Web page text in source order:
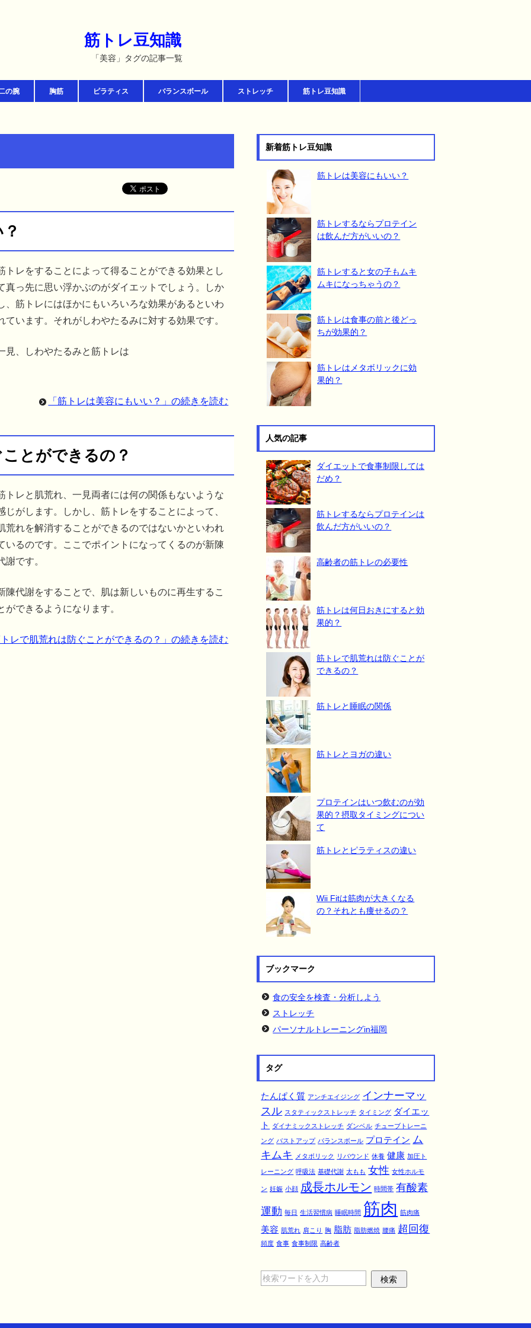
筋トレ豆知識
「美容」タグの記事一覧
の腕 胸筋 ピラティス バランスボール ストレッチ 筋トレ豆知識
トレをすることによって得ることができる効果とし
真っ先に思い浮かぶのがダイエットでしょう。しか
、筋トレにはほかにもいろいろな効果があるといわ
ています。それがしわやたるみに対する効果です。
見、しわやたるみと筋トレは
「筋トレは美容にもいい？」の続きを読む
とができるの？
トレと肌荒れ、一見両者には何の関係もないような
じがします。しかし、筋トレをすることによって、
荒れを解消することができるのではないかといわれ
いるのです。ここでポイントになってくるのが新陳
謝です。
陳代謝をすることで、肌は新しいものに再生するこ
ができるようになります。
レで肌荒れは防ぐことができるの？」の続きを読む
新着筋トレ豆知識
筋トレは美容にもいい？
筋トレするならプロテイン
は飲んだ方がいいの？
筋トレすると女の子もムキ
ムキになっちゃうの？
筋トレは食事の前と後どっ
ちが効果的？
筋トレはメタボリックに効
果的？
人気の記事
ダイエットで食事制限しては
だめ？
筋トレするならプロテインは
飲んだ方がいいの？
高齢者の筋トレの必要性
筋トレは何日おきにすると効
果的？
筋トレで肌荒れは防ぐことが
できるの？
筋トレと睡眠の関係
筋トレとヨガの違い
プロテインはいつ飲むのが効
果的？摂取タイミングについ
て
筋トレとピラティスの違い
Wii Fitは筋肉が大きくなる
の？それとも痩せるの？
ブックマーク
食の安全を検査・分析しよう
ストレッチ
パーソナルトレーニングin福岡
タグ
たんぱく質 アンチエイジング インナーマッ
スル スタティックストレッチ タイミング ダイエッ
ト
ダイナミックストレッチ ダンベル チューブトレーニ
ング バストアップ バランスボール プロテイン ム
キムキ
メタボリック リバウンド 休養 健康 加圧ト
レーニング 呼吸法 基礎代謝 太もも 女性 女性ホルモ
ン 妊娠 小顔 成長ホルモン 時間帯 有酸素
運動 毎日 生活習慣病 睡眠時間 筋肉 筋肉痛
美容 肌荒れ 肩こり 胸 脂肪 脂肪燃焼 腰痛 超回復
頻度 食事 食事制限 高齢者